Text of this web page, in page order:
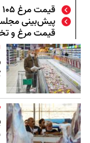
قیمت مرغ ۱۰۵ درصد و بهای برنج ۹۰ درصد افزایش یافت
قیمت مرغ و